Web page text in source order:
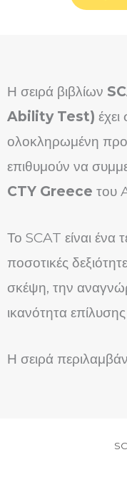
Η σειρά βιβλίων
Ability Test) έχει
ολοκληρωμένη
επιθυμούν να
CTY Greece του
Το SCAT είναι ένα
ποσοτικές
σκέψη, την
ικανότητα
Η σειρά